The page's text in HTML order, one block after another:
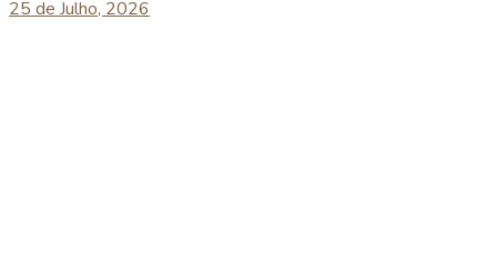
25 de Julho, 2026